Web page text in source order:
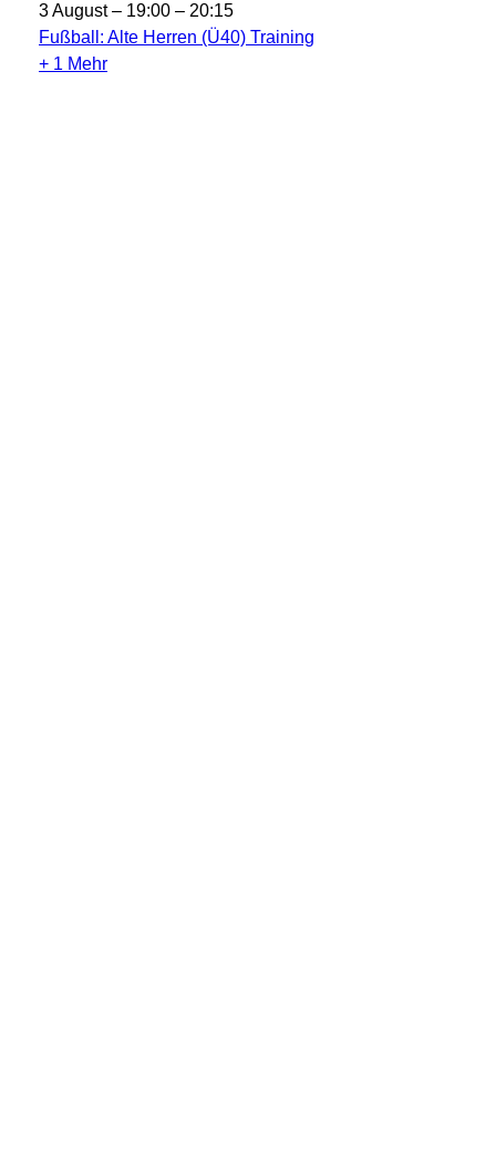
3 August – 19:00 – 20:15
Fußball: Alte Herren (Ü40) Training
+ 1 Mehr